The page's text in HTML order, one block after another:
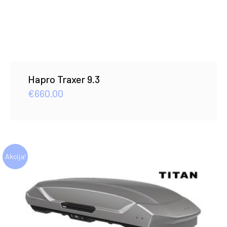
Hapro Traxer 9.3
€660.00
Akcija!